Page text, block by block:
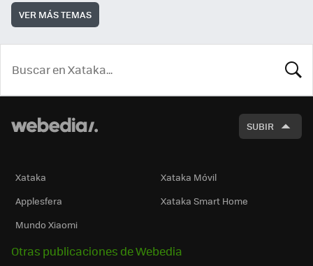
VER MÁS TEMAS
SUBIR
Xataka
Xataka Móvil
Applesfera
Xataka Smart Home
Mundo Xiaomi
Otras publicaciones de Webedia